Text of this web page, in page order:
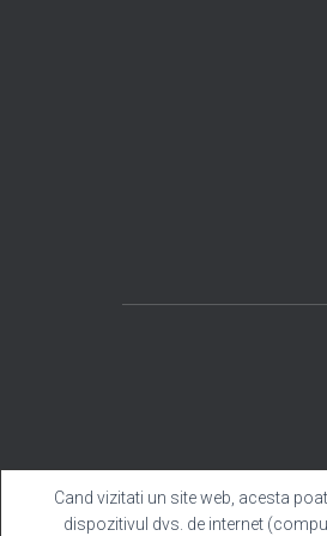
Cand vizitati un site web, acesta
dispozitivul dvs. de internet